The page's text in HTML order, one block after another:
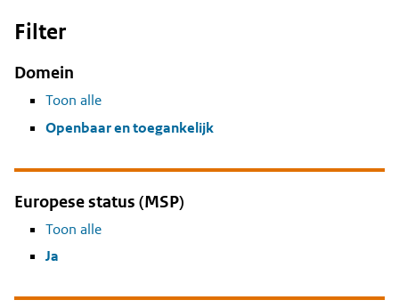
Filter
Domein
Toon alle
Openbaar en toegankelijk
Europese status (MSP)
Toon alle
Ja